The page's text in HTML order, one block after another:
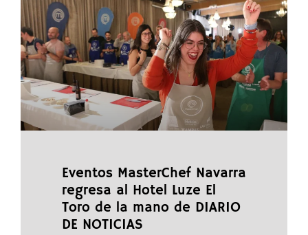
Eventos MasterChef Navarra
regresa al Hotel Luze El
Toro de la mano de DIARIO
DE NOTICIAS